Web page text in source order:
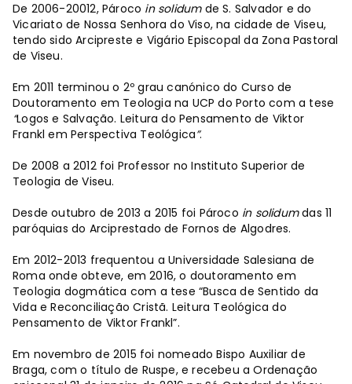
De 2006-20012, Pároco in solidum de S. Salvador e do
Vicariato de Nossa Senhora do Viso, na cidade de Viseu,
tendo sido Arcipreste e Vigário Episcopal da Zona Pastoral
de Viseu.
Em 2011 terminou o 2º grau canónico do Curso de
Doutoramento em Teologia na UCP do Porto com a tese
“Logos e Salvação. Leitura do Pensamento de Viktor
Frankl em Perspectiva Teológica”.
De 2008 a 2012 foi Professor no Instituto Superior de
Teologia de Viseu.
Desde outubro de 2013 a 2015 foi Pároco in solidumdas 11
paróquias do Arciprestado de Fornos de Algodres.
Em 2012-2013 frequentou a Universidade Salesiana de
Roma onde obteve, em 2016, o doutoramento em
Teologia dogmática com a tese “Busca de Sentido da
Vida e Reconciliação Cristã. Leitura Teológica do
Pensamento de Viktor Frankl”.
Em novembro de 2015 foi nomeado Bispo Auxiliar de
Braga, com o título de Ruspe, e recebeu a Ordenação